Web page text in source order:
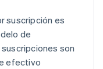
suscripción es
de
son
efectivo